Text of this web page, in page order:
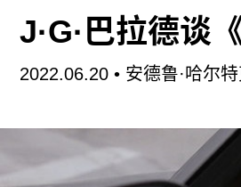
新闻
杂志
ENGLISH
J·G·巴拉德谈
2022.06.20 • 安德鲁·哈尔